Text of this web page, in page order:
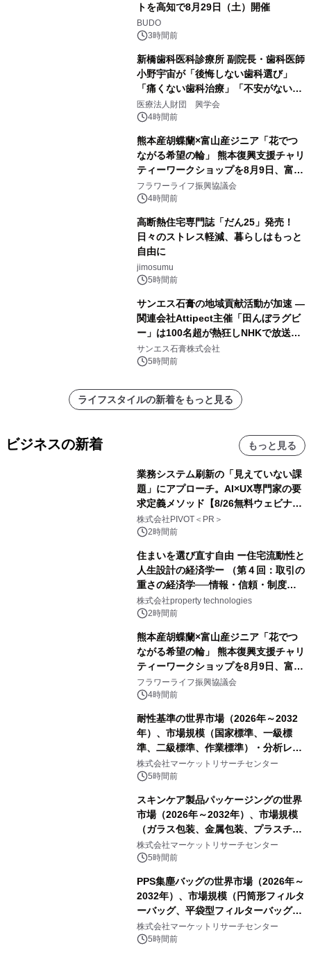
トを高知で8月29日（土）開催
BUDO
3時間前
新橋歯科医科診療所 副院長・歯科医師
小野宇宙が「後悔しない歯科選び」
「痛くない歯科治療」「不安がない治
療計画」をテーマに専門監修
医療法人財団 興学会
4時間前
熊本産胡蝶蘭×富山産ジニア「花でつ
ながる希望の輪」 熊本復興支援チャリ
ティーワークショップを8月9日、富
山・射水で開催
フラワーライフ振興協議会
4時間前
高断熱住宅専門誌「だん25」発売！
日々のストレス軽減、暮らしはもっと
自由に
jimosumu
5時間前
サンエス石膏の地域貢献活動が加速 ―
関連会社Attipect主催「田んぼラグビ
ー」は100名超が熱狂しNHKで放送さ
れました。
サンエス石膏株式会社
5時間前
ライフスタイルの新着をもっと見る
ビジネスの新着 もっと見る
業務システム刷新の「見えていない課
題」にアプローチ。AI×UX専門家の要
求定義メソッド【8/26無料ウェビナ
ー】株式会社PIVOT
株式会社PIVOT＜PR＞
2時間前
住まいを選び直す自由 ー住宅流動性と
人生設計の経済学ー （第４回：取引の
重さの経済学──情報・信頼・制度を
PropTechはどう組み替えるか）｜
PropTech-Lab
株式会社property technologies
2時間前
熊本産胡蝶蘭×富山産ジニア「花でつ
ながる希望の輪」 熊本復興支援チャリ
ティーワークショップを8月9日、富
山・射水で開催
フラワーライフ振興協議会
4時間前
耐性基準の世界市場（2026年～2032
年）、市場規模（国家標準、一級標
準、二級標準、作業標準）・分析レポ
ートを発表
株式会社マーケットリサーチセンター
5時間前
スキンケア製品パッケージングの世界
市場（2026年～2032年）、市場規模
（ガラス包装、金属包装、プラスチッ
ク包装、その他）・分析レポートを発
表
株式会社マーケットリサーチセンター
5時間前
PPS集塵バッグの世界市場（2026年～
2032年）、市場規模（円筒形フィルタ
ーバッグ、平袋型フィルターバッグ、
プリーツフィルターバッグ、その
他）・分析レポートを発表
株式会社マーケットリサーチセンター
5時間前